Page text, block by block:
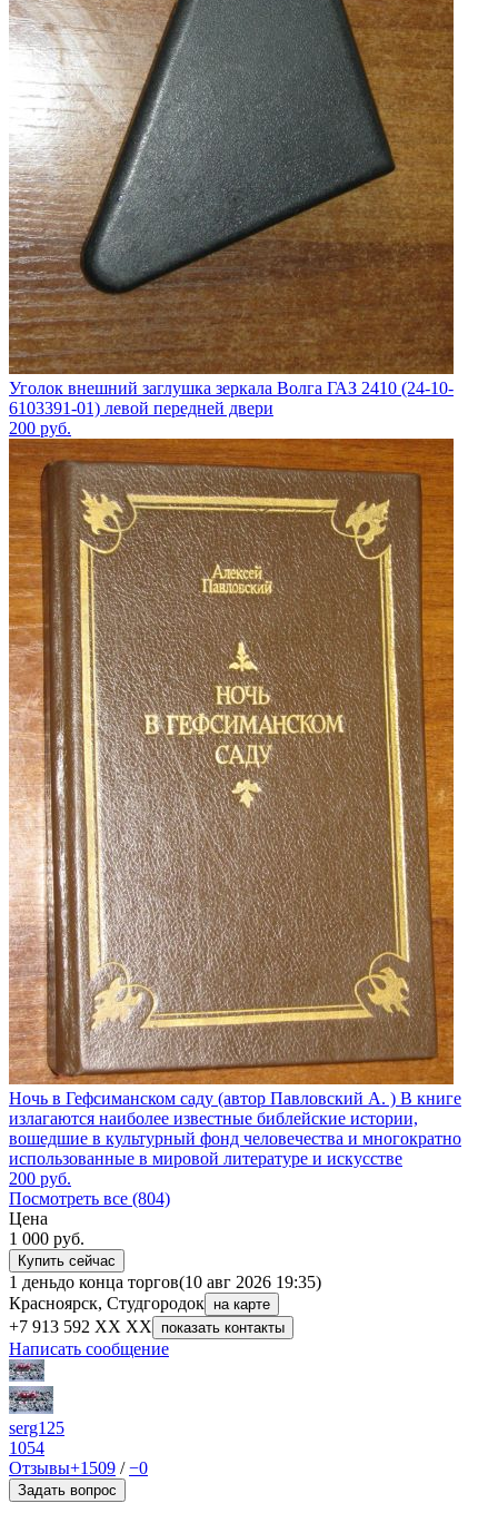
Уголок внешний заглушка зеркала Волга ГАЗ 2410 (24-10-
6103391-01) левой передней двери
200 руб.
Ночь в Гефсиманском саду (автор Павловский А. ) В книге
излагаются наиболее известные библейские истории,
вошедшие в культурный фонд человечества и многократно
использованные в мировой литературе и искусстве
200 руб.
Посмотреть все (804)
Цена
1 000 руб.
Купить сейчас
1 деньдо конца торгов(10 авг 2026 19:35)
Красноярск, Студгородок на карте
+7 913 592 XX XX показать контакты
Написать сообщение
serg125
1054
Отзывы+1509 /−0
Задать вопрос